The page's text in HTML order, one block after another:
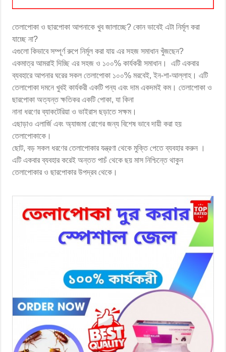
তেলাপোকা ও ছারপোকা আপনাকে খুব জালাচ্ছে? কোন ভাবেই এটা নির্মূল করা
যাচ্ছে না?
এগুলো কিভাবে সম্পূর্ণ রুপে নির্মূল করা যায় এর সহজ সমাধান খুঁজছেন?
একমাত্র আমরাই দিচ্ছি এর সহজ ও ১০০% কার্যকরী সমাধান। এটি একবার
ব্যবহারে আপনার ঘরের সকল তেলাপোকা ১০০% মরবেই, ইন-শা-আল্লাহ। এটি
তেলাপোকা দমনে খুবই কার্যকরী একটি পন্য এবং দাম একদমই কম। তেলাপোকা ও
ছারপোকা অত্যন্ত ক্ষতিকর একটি পোকা, যা কিনা
নানা ধরণের ব্যাকটেরিয়া ও ভাইরাস ছড়াতে সক্ষম।
এছাড়াও এলার্জি এবং অ্যাজমা রোগের জন্য বিশেষ ভাবে দায়ী করা হয়
তেলাপোকাকে।
ছোট, বড় সকল ধরণের তেলাপোকার যন্ত্রণা থেকে মুক্তি পেতে ব্যবহার করুন ।
এটি একবার ব্যবহার করেই অন্তত পাচঁ থেকে ছয় মাস নিশ্চিন্তে থাকুন
তেলাপোকার ও ছারপোকার উপদ্রব থেকে।